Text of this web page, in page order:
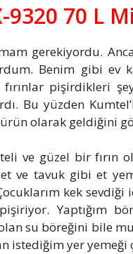
70 L
gerekiyordu.
Benim gibi ev
fırınlar pişirdikleri
Bu yüzden
olarak geldiğini
ve güzel bir fırın
ve tavuk gibi et
kek
Yaptığım
su böreğini bile
istediğim yer